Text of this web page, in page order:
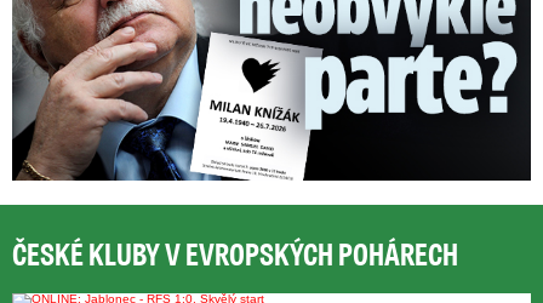
ČESKÉ KLUBY V EVROPSKÝCH POHÁRECH